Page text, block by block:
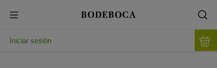
Iniciar sesión